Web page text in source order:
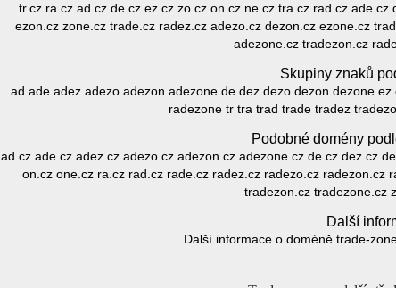
tr.cz ra.cz ad.cz de.cz ez.cz zo.cz on.cz ne.cz tra.cz rad.cz
ezon.cz zone.cz trade.cz radez.cz adezo.cz dezon.cz ezone.cz
adezone.cz tradezon.cz
Skupiny znaků
ad ade adez adezo adezon adezone de dez dezo dezon dezone
radezone tr tra trad trade tradez
Podobné domény
ad.cz ade.cz adez.cz adezo.cz adezon.cz adezone.cz de.cz dez.cz
on.cz one.cz ra.cz rad.cz rade.cz radez.cz radezo.cz radezon.cz
tradezon.cz tradezone.cz
Další
Další informace o doméně trade-